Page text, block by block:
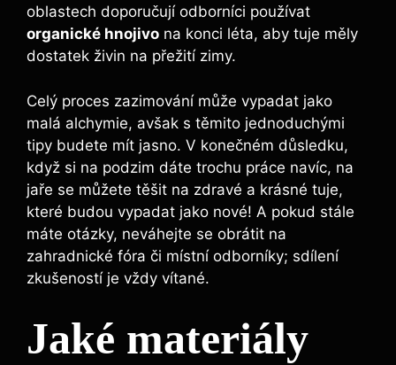
oblastech doporučují odborníci používat
organické hnojivo na konci léta, aby tuje měly
dostatek živin na přežití zimy.
Celý proces zazimování může vypadat jako
malá alchymie, avšak s těmito jednoduchými
tipy budete mít jasno. V konečném důsledku,
když si na podzim dáte trochu práce navíc, na
jaře se můžete těšit na zdravé a krásné tuje,
které budou vypadat jako nové! A pokud stále
máte otázky, neváhejte se obrátit na
zahradnické fóra či místní odborníky; sdílení
zkušeností je vždy vítané.
Jaké materiály